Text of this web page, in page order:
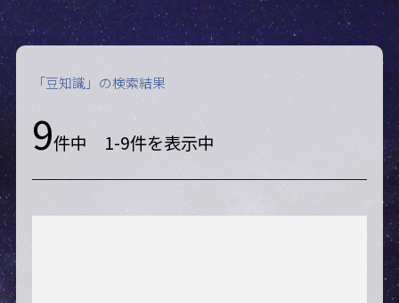
「豆知識」 の検索結果
9件中 1-9件を表示中